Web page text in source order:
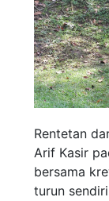
Rentetan
Arif Kasir
bersama
turun